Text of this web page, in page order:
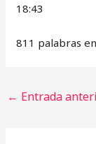
18:43
811 palabras
← Entrada